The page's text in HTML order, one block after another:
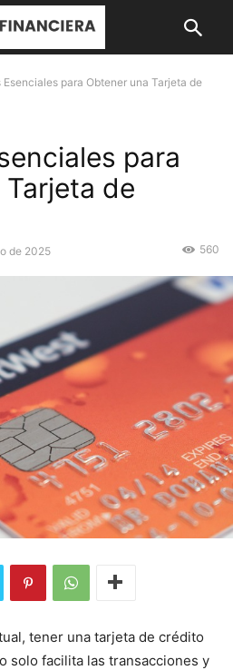
Esenciales para Obtener una Tarjeta de
para
de
de 2025 560
tener una tarjeta de crédito
solo facilita las transacciones y